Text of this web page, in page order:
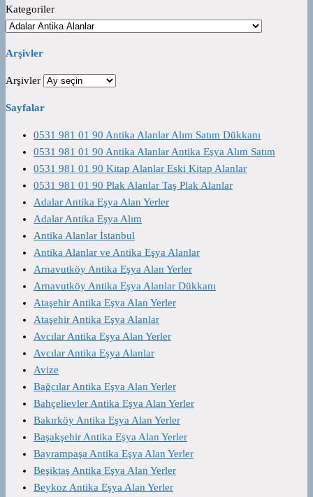
Kategoriler
Arşivler
Arşivler
Sayfalar
0531 981 01 90 Antika Alanlar Alım Satım Dükkanı
0531 981 01 90 Antika Alanlar Antika Eşya Alım Satım
0531 981 01 90 Kitap Alanlar Eski Kitap Alanlar
0531 981 01 90 Plak Alanlar Taş Plak Alanlar
Adalar Antika Eşya Alan Yerler
Adalar Antika Eşya Alım
Antika Alanlar İstanbul
Antika Alanlar ve Antika Eşya Alanlar
Arnavutköy Antika Eşya Alan Yerler
Arnavutköy Antika Eşya Alanlar Dükkanı
Ataşehir Antika Eşya Alan Yerler
Ataşehir Antika Eşya Alanlar
Avcılar Antika Eşya Alan Yerler
Avcılar Antika Eşya Alanlar
Avize
Bağcılar Antika Eşya Alan Yerler
Bahçelievler Antika Eşya Alan Yerler
Bakırköy Antika Eşya Alan Yerler
Başakşehir Antika Eşya Alan Yerler
Bayrampaşa Antika Eşya Alan Yerler
Beşiktaş Antika Eşya Alan Yerler
Beykoz Antika Eşya Alan Yerler